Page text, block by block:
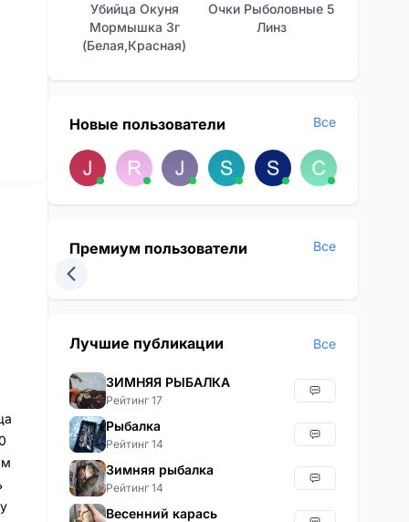
Убийца Окуня
Мормышка 3г
(белая,красная)
Очки Рыболовные 5
Линз
Новые пользователи Все
Премиум пользователи Все
Лучшие публикации Все
ЗИМНЯЯ РЫБАЛКА
Рейтинг 17
Рыбалка
Рейтинг 14
Зимняя рыбалка
Рейтинг 14
Весенний карась